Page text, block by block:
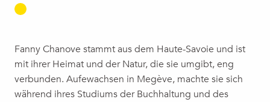
Fanny Chanove stammt aus dem Haute-Savoie und ist
mit ihrer Heimat und der Natur, die sie umgibt, eng
verbunden. Aufewachsen in Megève, machte sie sich
während ihres Studiums der Buchhaltung und des